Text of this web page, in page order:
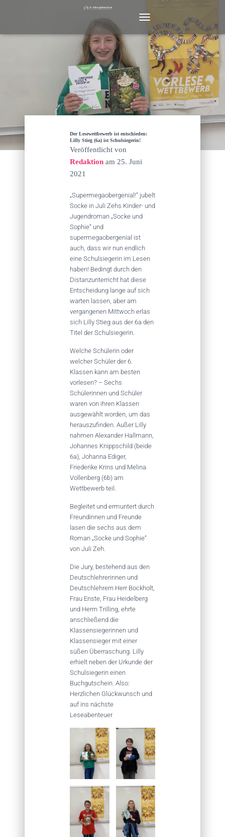
A
I
O
N
E
N
Der Lesewettbewerb ist entschieden:
Lilly Stieg (6a) ist Schulsiegerin!
Veröffentlicht von
Redaktion am 25. Juni
2021
„Supermegaobergenial!“ jubelt
Socke in Juli Zehs Kinder- und
Jugendroman „Socke und
Sophie“ und
supermegaobergenial ist
auch, dass wir nun endlich
eine Schulsiegerin im Lesen
haben! Bedingt durch den
Distanzunterricht hat diese
Entscheidung lange auf sich
warten lassen, aber am
vergangenen Mittwoch erlas
sich Lilly Stieg aus der 6a den
Titel der Schulsiegerin.
Welche Schülerin oder
welcher Schüler der 6.
Klassen kann am besten
vorlesen? – Sechs
Schülerinnen und Schüler
waren von ihren Klassen
ausgewählt worden, um das
herauszufinden. Außer Lilly
nahmen Alexander Hallmann,
Johannes Knippschild (beide
6a), Johanna Ediger,
Friederike Krins und Melina
Vollenberg (6b) am
Wettbewerb teil.
Begleitet und ermuntert durch
Freundinnen und Freunde
lasen die sechs aus dem
Roman „Socke und Sophie“
von Juli Zeh.
Die Jury, bestehend aus den
Deutschlehrerinnen und
Deutschlehrern Herr Bockholt,
Frau Enste, Frau Heidelberg
und Herrn Trilling, ehrte
anschließend die
Klassensiegerinnen und
Klassensieger mit einer
süßen Überraschung. Lilly
erhielt neben der Urkunde der
Schulsiegerin einen
Buchgutschein. Also:
Herzlichen Glückwunsch und
auf ins nächste
Leseabenteuer